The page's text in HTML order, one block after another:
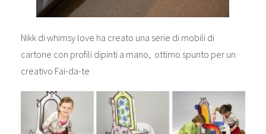
Nikk di whimsy love ha creato una serie di mobili di
cartone con profili dipinti a mano, ottimo spunto per un
creativo Fai-da-te